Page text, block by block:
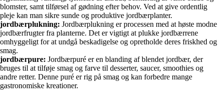
blomster, samt tilførsel af gødning efter behov. Ved at give ordentlig
pleje kan man sikre sunde og produktive jordbærplanter.
jordbærplukning: Jordbærplukning er processen med at høste modne
jordbærfrugter fra planterne. Det er vigtigt at plukke jordbærrene
omhyggeligt for at undgå beskadigelse og opretholde deres friskhed og
smag.
jordbærpure: Jordbærpuré er en blanding af blendet jordbær, der
bruges til at tilføje smag og farve til desserter, saucer, smoothies og
andre retter. Denne puré er rig på smag og kan forbedre mange
gastronomiske kreationer.